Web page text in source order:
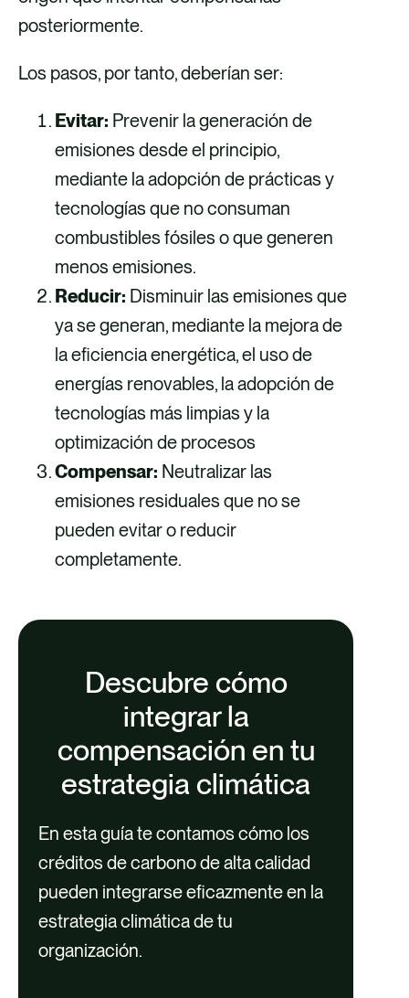
posteriormente.
Los pasos, por tanto, deberían ser:
Evitar: Prevenir la generación de
emisiones desde el principio,
mediante la adopción de prácticas y
tecnologías que no consuman
combustibles fósiles o que generen
menos emisiones.
Reducir: Disminuir las emisiones que
ya se generan, mediante la mejora de
la eficiencia energética, el uso de
energías renovables, la adopción de
tecnologías más limpias y la
optimización de procesos
Compensar: Neutralizar las
emisiones residuales que no se
pueden evitar o reducir
completamente.
Descubre cómo
integrar la
compensación en tu
estrategia climática
En esta guía te contamos cómo los
créditos de carbono de alta calidad
pueden integrarse eficazmente en la
estrategia climática de tu
organización.